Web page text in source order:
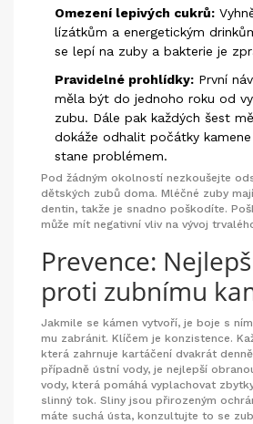
Omezení lepivých cukrů:
lízátkům a energetickým
se lepí na zuby a bakterie je
Pravidelné prohlídky: První
měla být do jednoho roku od
zubu. Dále pak každých šest
dokáže odhalit počátky
stane problémem.
Pod žádným okolností nezkoušejte
dětských zubů doma. Mléčné zuby
dentin, takže je snadno poškodíte.
může mít negativní vliv na vývoj
Prevence:
proti zubnímu
Jakmile se kámen vytvoří, je boje s
mu zabránit. Klíčem je konzistence.
která zahrnuje kartáčení dvakrát
případně ústní vody, je nejlepší
vody, která pomáhá vyplachovat
slinný tok. Sliny jsou přirozeným
máte suchá ústa, konzultujte to se